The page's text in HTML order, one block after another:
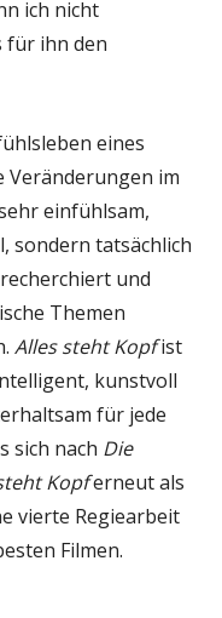
ich nicht
für ihn den
eines
Veränderungen im
einfühlsam,
sondern tatsächlich
und
Themen
Alles steht Kopfist
kunstvoll
für jede
sich nach Die
Kopferneut als
vierte Regiearbeit
Filmen.